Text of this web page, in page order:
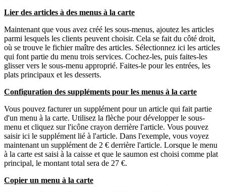
Lier des articles à des menus à la carte
Maintenant que vous avez créé les sous-menus, ajoutez les articles
parmi lesquels les clients peuvent choisir. Cela se fait du côté droit,
où se trouve le fichier maître des articles. Sélectionnez ici les articles
qui font partie du menu trois services. Cochez-les, puis faites-les
glisser vers le sous-menu approprié. Faites-le pour les entrées, les
plats principaux et les desserts.
Configuration des suppléments pour les menus à la carte
Vous pouvez facturer un supplément pour un article qui fait partie
d'un menu à la carte. Utilisez la flèche pour développer le sous-
menu et cliquez sur l'icône crayon derrière l'article. Vous pouvez
saisir ici le supplément lié à l'article. Dans l'exemple, vous voyez
maintenant un supplément de 2 € derrière l'article. Lorsque le menu
à la carte est saisi à la caisse et que le saumon est choisi comme plat
principal, le montant total sera de 27 €.
Copier un menu à la carte